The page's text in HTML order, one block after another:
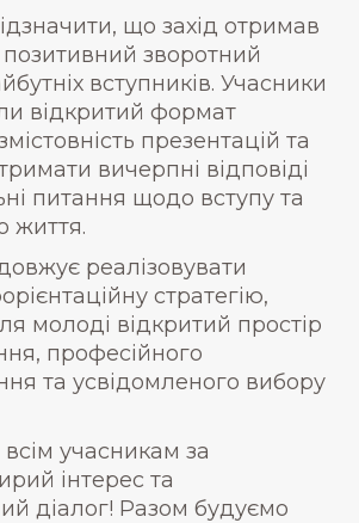
що захід отримав
зворотний
вступників. Учасники
відкритий формат
презентацій та
вичерпні відповіді
питання щодо вступу та
життя.
реалізовувати
стратегію,
молоді відкритий простір
професійного
та усвідомленого вибору
учасникам за
інтерес та
діалог! Разом будуємо